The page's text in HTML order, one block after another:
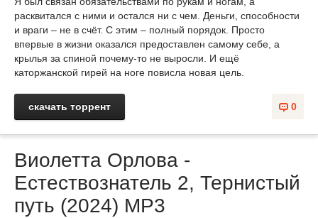
расквитался с ними и остался ни с чем. Деньги, способности
и враги – не в счёт. С этим – полный порядок. Просто
впервые в жизни оказался предоставлен самому себе, а
крылья за спиной почему-то не выросли. И ещё
каторжанской гирей на ноге повисла новая цель.
0
скачать торрент
Виолетта Орлова -
Естествознатель 2, Тернистый
путь (2024) МР3